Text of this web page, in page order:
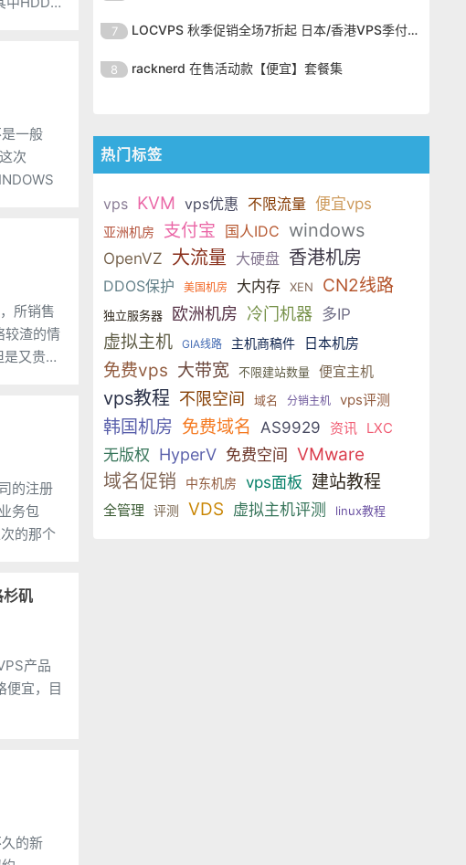
一般
所销售
较渣的情
的注册
务包
托管。 northhosts 上次的那个
矶
产品
的新
型应用。 目前 RAKsmart 正
机比较频繁，所以，比较适合网络
型应用。 目前 RAKsmart 正
国际BGP。RAKsmart 主要被各种
机比较频繁，所以，比较适合网络
主机商，提供VPS和独立服务器，
在圣何塞有自营机房。分有三种线
国际BGP。RAKsmart 主要被各种
型应用。 目前 RAKsmart 正
RAKsmart 是一家华人开设的美国
主机商，提供VPS和独立服务器，
在圣何塞有自营机房。分有三种线
吐槽性能跟稳定性，貌似其VPS宕
型应用。 目前 RAKsmart 正
7 LOCVPS 秋季促销全场7折起 日本/香港VPS季付63元
RAKsmart 是一家华人开设的美国
主机商，提供VPS和独立服务器，
吐槽性能跟稳定性，貌似其VPS宕
机比较频繁，所以，比较适合网络
型应用。 目前 RAKsmart 正
8 racknerd 在售活动款【便宜】套餐集
在圣何塞有自营机房。分有三种线
吐槽性能跟稳定性，貌似其VPS宕
机比较频繁，所以，比较适合网络
型应用。 目前 RAKsmart 正
热门标签
vps KVM vps优惠 不限流量 便宜vps
亚洲机房 支付宝 国人IDC windows
OpenVZ 大流量 大硬盘 香港机房
DDOS保护 美国机房 大内存 XEN CN2线路
独立服务器 欧洲机房 冷门机器 多IP
虚拟主机 GIA线路 主机商稿件 日本机房
免费vps 大带宽 不限建站数量 便宜主机
vps教程 不限空间 域名 分销主机 vps评测
韩国机房 免费域名 AS9929 资讯 LXC
无版权 HyperV 免费空间 VMware
域名促销 中东机房 vps面板 建站教程
全管理 评测 VDS 虚拟主机评测 linux教程